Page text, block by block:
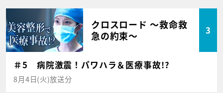
クロスロード ～救命救
急の約束～
3
＃5 病院激震！パワハラ＆医療事故!?
8月4日(火)放送分